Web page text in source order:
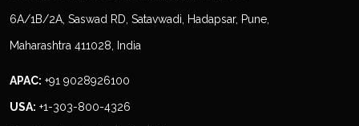
6A/1B/2A, Saswad RD, Satavwadi, Hadapsar, Pune,
Maharashtra 411028, India
APAC: +91 9028926100
USA: +1-303-800-4326